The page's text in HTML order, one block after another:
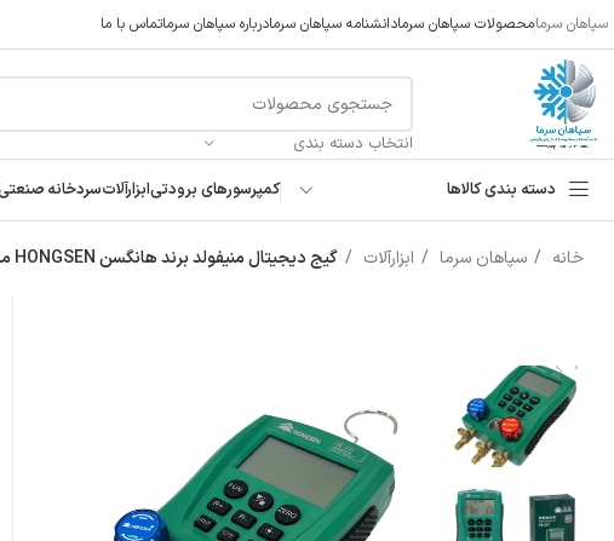
سپاهان سرمامحصولات سپاهان سرمادانشنامه سپاهان سرمادرباره سپاهان سرماتماس با ما
انتخاب دسته بندی
دسته بندی کالاها کمپرسورهای برودتیابزارآلاتسردخانه
خانه سپاهان سرما ابزارآلات گیج دیجیتال منیفولد برند هانگسن HONGSEN مدل HS-330